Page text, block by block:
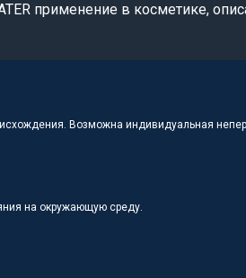
применение в косметике,
Возможна индивидуальная
на окружающую среду.